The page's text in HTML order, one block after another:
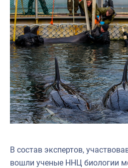
В состав экспертов,
вошли ученые ННЦ биологии